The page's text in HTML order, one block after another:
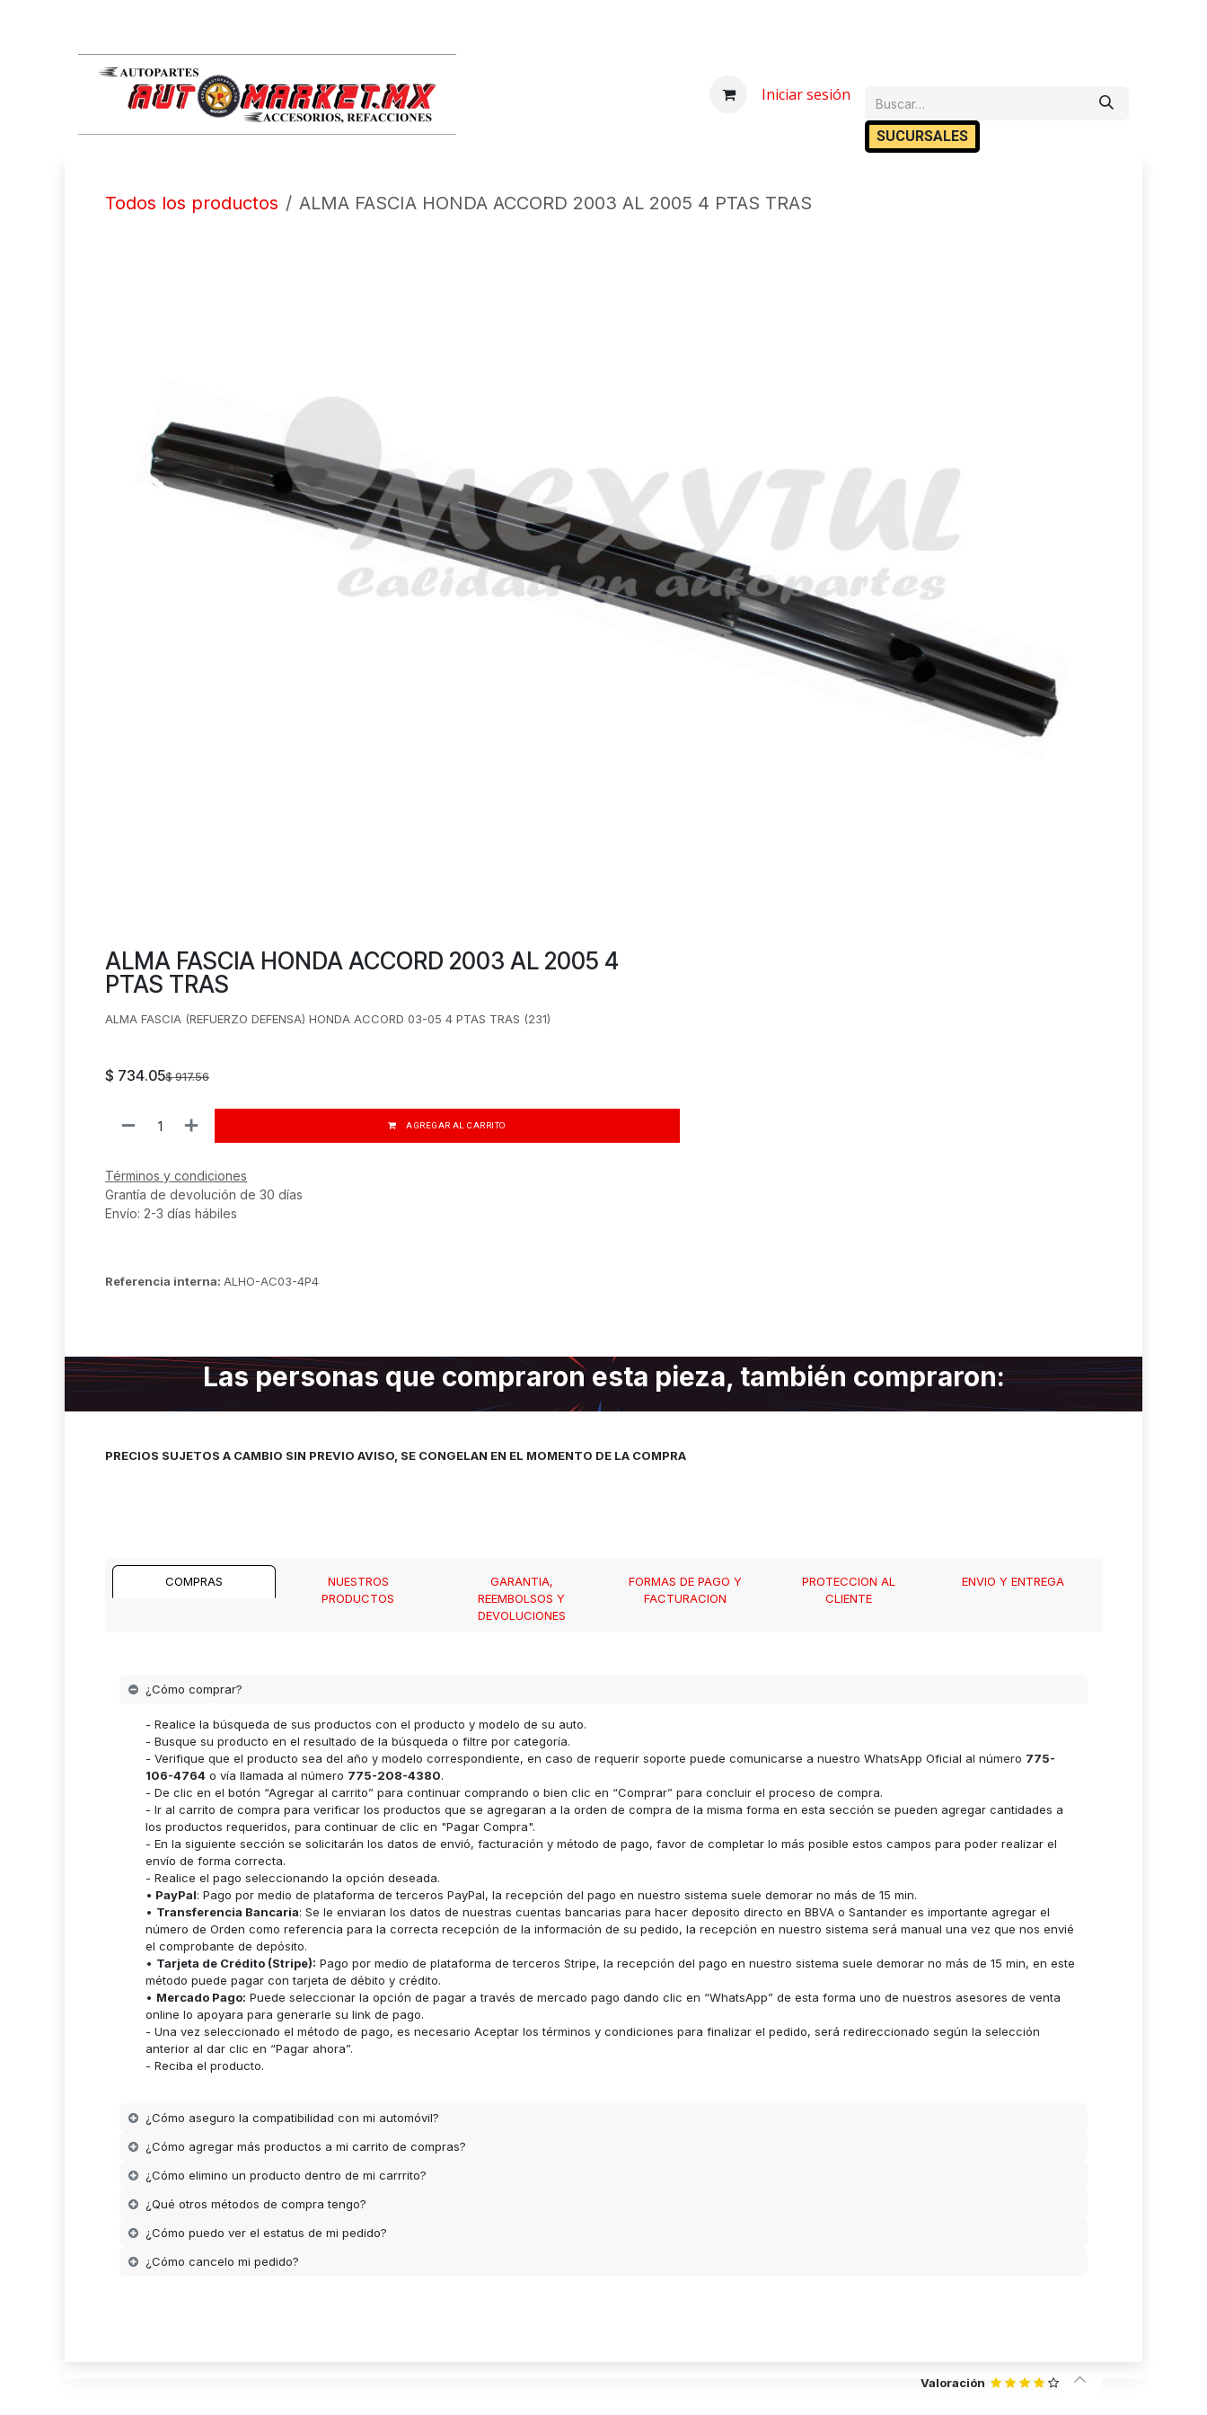
Centro de Ayuda Cita Contáctanos
Iniciar sesión
SUCURSA​​LES
Todos los productos ALMA FASCIA HONDA ACCORD 2003 AL 2005 4 PTAS TRAS
ALMA FASCIA HONDA ACCORD 2003 AL 2005 4
PTAS TRAS
ALMA FASCIA (REFUERZO DEFENSA) HONDA ACCORD 03-05 4 PTAS TRAS (231)
$ 734.05$917.56
AGREGAR AL CARRITO
Términos y condiciones
Grantía de devolución de 30 días
Envío: 2-3 días hábiles
Referencia interna: ALHO-AC03-4P4
Las personas que compraron esta pieza, también compraron:
PRECIOS SUJETOS A CAMBIO SIN PREVIO AVISO, SE CONGELAN EN EL MOMENTO DE LA COMPRA
COMPRAS
NUESTROS
PRODUCTOS
GARANTIA,
REEMBOLSOS Y
DEVOLUCIONES
FORMAS DE PAGO Y
FACTURACION
PROTECCION AL
CLIENTE
ENVIO Y ENTREGA
¿Cómo comprar?
- Realice la búsqueda de sus productos con el producto y modelo de su auto.
- Busque su producto en el resultado de la búsqueda o filtre por categoría.
- Verifique que el producto sea del año y modelo correspondiente, en caso de requerir soporte puede comunicarse a nuestro WhatsApp Oficial al número 775-
106-4764 o vía llamada al número 775-208-4380.
- De clic en el botón “Agregar al carrito” para continuar comprando o bien clic en “Comprar” para concluir el proceso de compra.
- Ir al carrito de compra para verificar los productos que se agregaran a la orden de compra de la misma forma en esta sección se pueden agregar cantidades a
los productos requeridos, para continuar de clic en "Pagar Compra".
- En la siguiente sección se solicitarán los datos de envió, facturación y método de pago, favor de completar lo más posible estos campos para poder realizar el
envío de forma correcta.
- Realice el pago seleccionando la opción deseada.
• PayPal: Pago por medio de plataforma de terceros PayPal, la recepción del pago en nuestro sistema suele demorar no más de 15 min.
• Transferencia Bancaria: Se le enviaran los datos de nuestras cuentas bancarias para hacer deposito directo en BBVA o Santander es importante agregar el
número de Orden como referencia para la correcta recepción de la información de su pedido, la recepción en nuestro sistema será manual una vez que nos envié
el comprobante de depósito.
• Tarjeta de Crédito (Stripe): Pago por medio de plataforma de terceros Stripe, la recepción del pago en nuestro sistema suele demorar no más de 15 min, en este
método puede pagar con tarjeta de débito y crédito.
• Mercado Pago: Puede seleccionar la opción de pagar a través de mercado pago dando clic en “WhatsApp” de esta forma uno de nuestros asesores de venta
online lo apoyara para generarle su link de pago.
- Una vez seleccionado el método de pago, es necesario Aceptar los términos y condiciones para finalizar el pedido, será redireccionado según la selección
anterior al dar clic en “Pagar ahora”.
- Reciba el producto.
¿Cómo aseguro la compatibilidad con mi automóvil?
¿Cómo agregar más productos a mi carrito de compras?
¿Cómo elimino un producto dentro de mi carrrito?
¿Qué otros métodos de compra tengo?
¿Cómo puedo ver el estatus de mi pedido?
¿Cómo cancelo mi pedido?
Valoración